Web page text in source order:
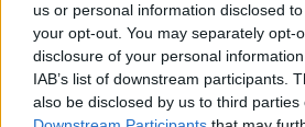
us or personal information disclosed
your opt-out. You may separately opt-
disclosure of your personal
IAB’s list of downstream participants.
also be disclosed by us to third parties
06.08.2026 - 08:40
Η γαλλική «ψήφος» στο «καλώδιο»
ελληνικές τράπεζες «πρωταθλήτριες»
Βαρδινογιάννη- Εξάρχου και ο
ΔΕΗ